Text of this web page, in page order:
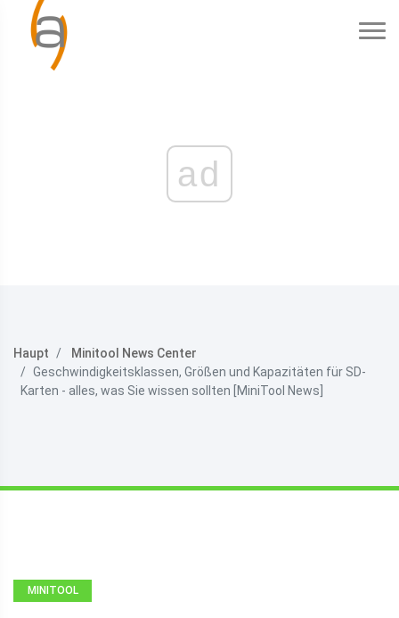
ad
Haupt
Minitool News Center
Geschwindigkeitsklassen, Größen und Kapazitäten für SD-
Karten - alles, was Sie wissen sollten [MiniTool News]
MINITOOL